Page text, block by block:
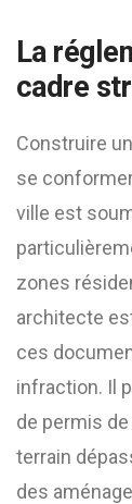
La
cadre
Construire
se
ville est
zones
architecte
ces
infraction. Il
de permis
terrain
des